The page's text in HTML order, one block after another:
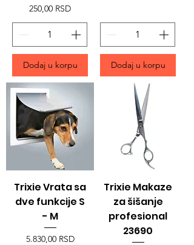
Price
250,00 RSD
Dodaj u korpu Dodaj u korpu
Trixie Vrata sa
dve funkcije S
- M
Price
5.830,00 RSD
Trixie Makaze
za šišanje
profesional
23690